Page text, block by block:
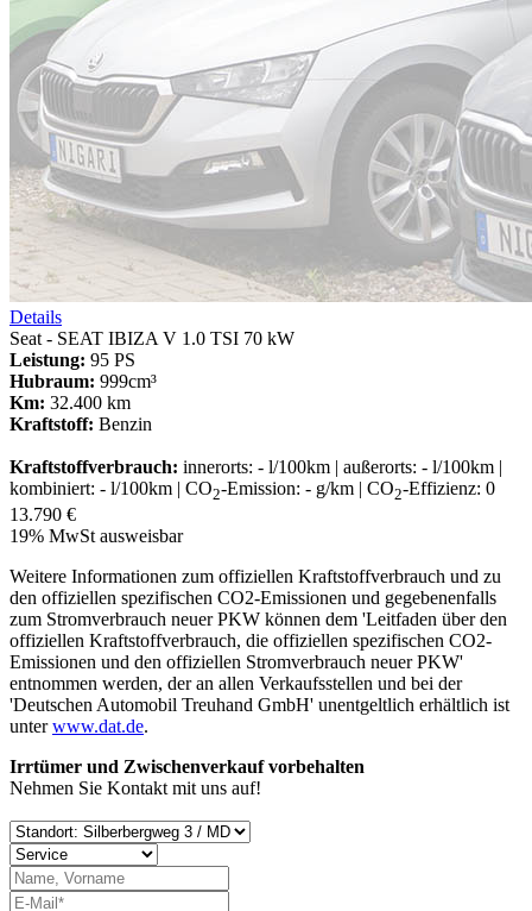
Details
Seat - SEAT IBIZA V 1.0 TSI 70 kW
Leistung: 95 PS
Hubraum: 999cm³
Km: 32.400 km
Kraftstoff: Benzin
Kraftstoffverbrauch: innerorts: - l/100km | außerorts: - l/100km |
kombiniert: - l/100km | CO2-Emission: - g/km | CO2-Effizienz: 0
13.790 €
19% MwSt ausweisbar
Weitere Informationen zum offiziellen Kraftstoffverbrauch und zu
den offiziellen spezifischen CO2-Emissionen und gegebenenfalls
zum Stromverbrauch neuer PKW können dem 'Leitfaden über den
offiziellen Kraftstoffverbrauch, die offiziellen spezifischen CO2-
Emissionen und den offiziellen Stromverbrauch neuer PKW'
entnommen werden, der an allen Verkaufsstellen und bei der
'Deutschen Automobil Treuhand GmbH' unentgeltlich erhältlich ist
unterwww.dat.de.
Irrtümer und Zwischenverkauf vorbehalten
Nehmen Sie Kontakt mit uns auf!